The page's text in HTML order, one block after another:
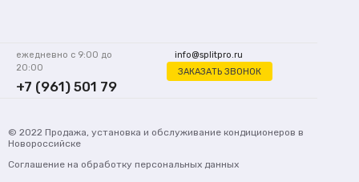
info@splitpro.ru
ЗАКАЗАТЬ ЗВОНОК
ежедневно с 9:00 до
20:00
+7 (961) 501 79
© 2022 Продажа, установка и обслуживание кондиционеров в
Новороссийске
Соглашение на обработку персональных данных